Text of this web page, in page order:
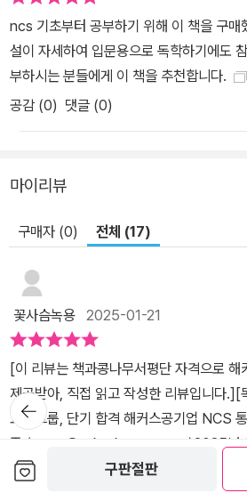
구판절판
1. 본 교재 인강(교재 내 할인쿠폰 수록) 2.
이법 강의 3. 실력 점검 테스트 해설강의
5. 가이드북에 없는 NCS 필수 암기 노트
격 가이드(PDF) 8. 무료 바로 채점 및 성적
ncs 기초부터 공부하기 위해 이 책을 구매
설이 자세하여 입문용으로 독학하기에도
부하시는 분들에게 이 책을 추천합니다.
공감 (0) 댓글 (0)
마이리뷰
구매자 (0) 전체 (17)
꽃사슴녹용 2025-01-21
[이 리뷰는 책과콩나무서평단 자격으로
제공받아, 직접 읽고 작성한 리뷰입니다.][
교육그룹, 단기 합격 해커스공기업 NCS
준 (news@toktoknews.com)2025년
된 것 같은데 음력설이 얼마 안 남았습니
해서 전세계적으로 큰 사건이 연이어 터
뒤로가
기